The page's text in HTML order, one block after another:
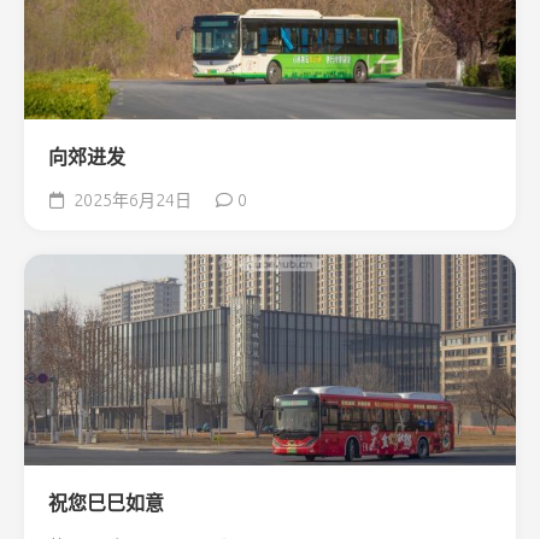
向郊进发
2025年6月24日 0
祝您巳巳如意